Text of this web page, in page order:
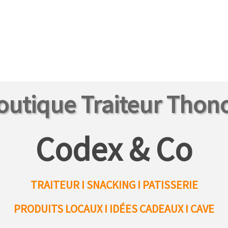
Traiteur
Codex & Co
TRAITEUR I SNACKING I PATISSERIE
PRODUITS LOCAUXI IDÉES CADEAUX I CAVE